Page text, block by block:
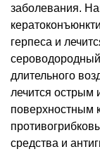
заболевания.
герпеса и
сероводородный
длительного
лечится острым
поверхностным
средства и